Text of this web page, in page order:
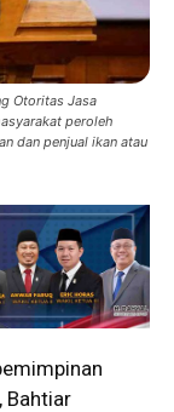
Otoritas Jasa
peroleh
dan penjual ikan atau
Bahtiar